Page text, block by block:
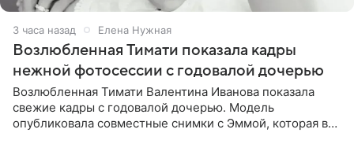
3 часа назад Елена Нужная
Возлюбленная Тимати показала кадры
нежной фотосессии с годовалой дочерью
Возлюбленная Тимати Валентина Иванова показала
свежие кадры с годовалой дочерью. Модель
опубликовала совместные снимки с Эммой, которая в